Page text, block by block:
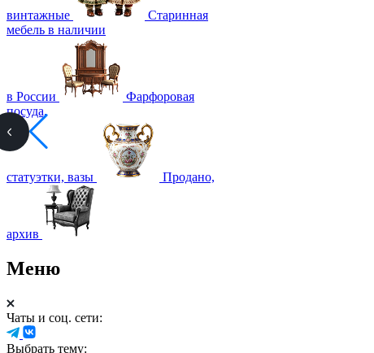
винтажные
Старинная
мебель в наличии
в России
Фарфоровая
посуда,
статуэтки, вазы Продано,
архив
Меню
Чаты и соц. сети:
Выбрать тему: